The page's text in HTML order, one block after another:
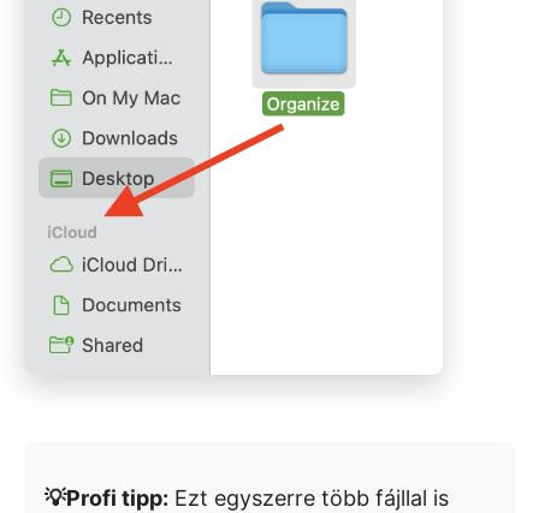
💡Profi tipp: Ezt egyszerre több fájllal is